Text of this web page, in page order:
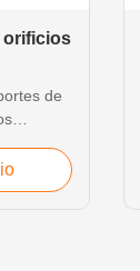
orificios
de
ser